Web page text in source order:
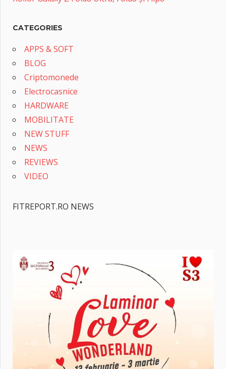
CATEGORIES
APPS & SOFT
BLOG
Criptomonede
Electrocasnice
HARDWARE
MOBILITATE
NEW STUFF
NEWS
REVIEWS
VIDEO
FITREPORT.RO NEWS